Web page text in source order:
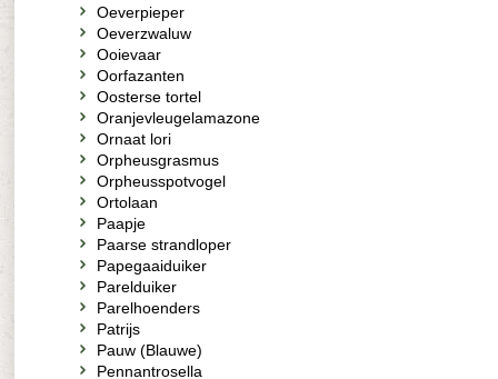
Oeverpieper
Oeverzwaluw
Ooievaar
Oorfazanten
Oosterse tortel
Oranjevleugelamazone
Ornaat lori
Orpheusgrasmus
Orpheusspotvogel
Ortolaan
Paapje
Paarse strandloper
Papegaaiduiker
Parelduiker
Parelhoenders
Patrijs
Pauw (Blauwe)
Pennantrosella